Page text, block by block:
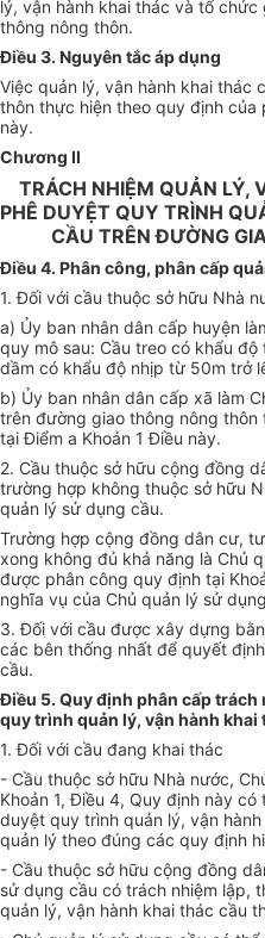
lý, vận hành khai thác và tổ
thông nông thôn.
Điều 3. Nguyên tắc áp dụng
Việc quản lý, vận hành khai thác
thôn thực hiện theo quy định của
này.
Chương II
TRÁCH NHIỆM QUẢN LÝ,
PHÊ DUYỆT QUY TRÌNH
CẦU TRÊN ĐƯỜNG
Điều 4. Phân công, phân cấp
1. Đối với cầu thuộc sở hữu Nhà
a) Ủy ban nhân dân cấp huyện
quy mô sau: Cầu treo có khẩu
dầm có khẩu độ nhịp từ 50m trở
b) Ủy ban nhân dân cấp xã làm
trên đường giao thông nông
tại Điểm a Khoản 1 Điều này.
2. Cầu thuộc sở hữu cộng đồng
trường hợp không thuộc sở hữu
quản lý sử dụng cầu.
Trường hợp cộng đồng dân cư,
xong không đủ khả năng là Chủ
được phân công quy định tại
nghĩa vụ của Chủ quản lý sử
3. Đối với cầu được xây dựng
các bên thống nhất để quyết
cầu.
Điều 5. Quy định phân cấp
quy trình quản lý, vận hành khai
1. Đối với cầu đang khai thác
- Cầu thuộc sở hữu Nhà nước,
Khoản 1, Điều 4, Quy định này
duyệt quy trình quản lý, vận
quản lý theo đúng các quy định
- Cầu thuộc sở hữu cộng đồng
sử dụng cầu có trách nhiệm lập,
quản lý, vận hành khai thác cầu